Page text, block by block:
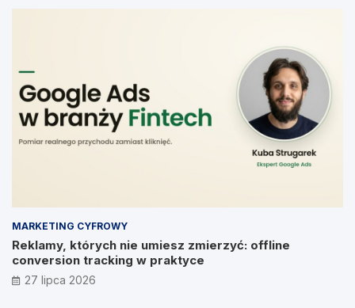
MARKETING CYFROWY
Reklamy, których nie umiesz zmierzyć: offline
conversion tracking w praktyce
27 lipca 2026